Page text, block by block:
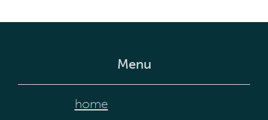
Menu
home